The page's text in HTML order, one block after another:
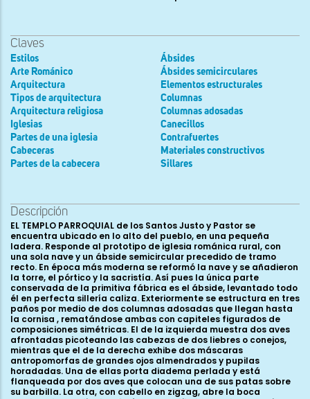
Claves
Estilos
Arte Románico
Arquitectura
Tipos de arquitectura
Arquitectura religiosa
Iglesias
Partes de una iglesia
Cabeceras
Partes de la cabecera
Ábsides
Ábsides semicirculares
Elementos estructurales
Columnas
Columnas adosadas
Canecillos
Contrafuertes
Materiales constructivos
Sillares
Descripción
EL TEMPLO PARROQUIAL de los Santos Justo y Pastor se
encuentra ubicado en lo alto del pueblo, en una pequeña
ladera. Responde al prototipo de iglesia románica rural, con
una sola nave y un ábside semicircular precedido de tramo
recto. En época más moderna se reformó la nave y se añadieron
la torre, el pórtico y la sacristía. Así pues la única parte
conservada de la primitiva fábrica es el ábside, levantado todo
él en perfecta sillería caliza. Exteriormente se estructura en tres
paños por medio de dos columnas adosadas que llegan hasta
la cornisa , rematándose ambas con capiteles figurados de
composiciones simétricas. El de la izquierda muestra dos aves
afrontadas picoteando las cabezas de dos liebres o conejos,
mientras que el de la derecha exhibe dos máscaras
antropomorfas de grandes ojos almendrados y pupilas
horadadas. Una de ellas porta diadema perlada y está
flanqueada por dos aves que colocan una de sus patas sobre
su barbilla. La otra, con cabello en zigzag, abre la boca